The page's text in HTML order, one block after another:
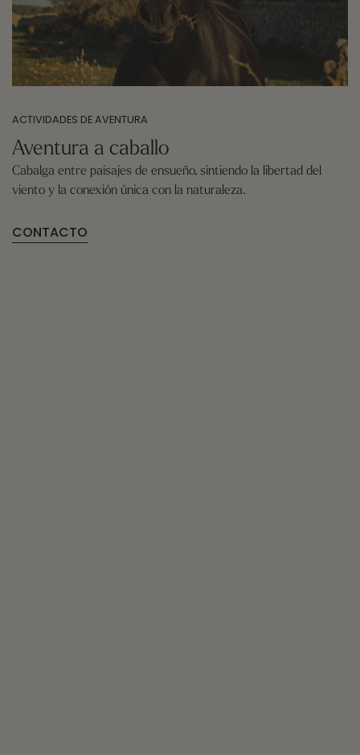
ACTIVIDADES DE AVENTURA
Aventura a caballo
Cabalga entre paisajes de ensueño, sintiendo la libertad del
viento y la conexión única con la naturaleza.
CONTACTO